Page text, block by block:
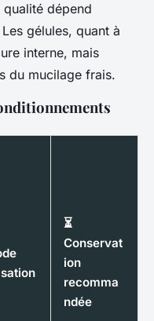
dépend
gélules, quant à
interne, mais
du mucilage frais.
⏳
Conservat
ion
recomma
ndée